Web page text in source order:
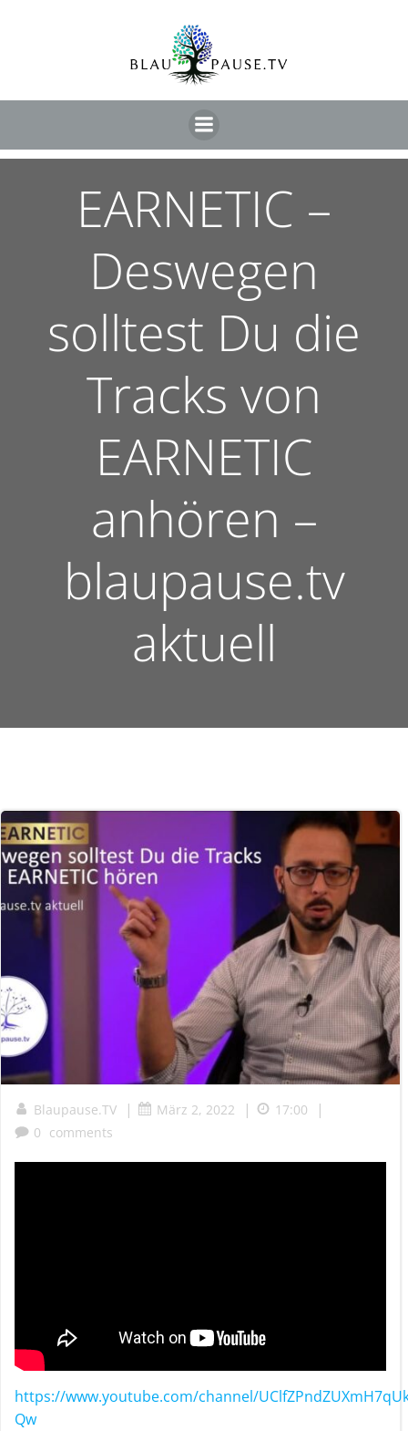
EARNETIC –
Deswegen
solltest Du die
Tracks von
EARNETIC
anhören –
blaupause.tv
aktuell
Blaupause.TV | März 2, 2022 | 17:00 |
0 comments
https://www.youtube.com/channel/
Qw